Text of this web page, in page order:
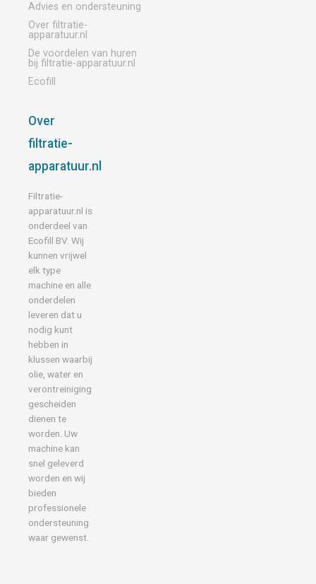
Advies en ondersteuning
Over filtratie-
apparatuur.nl
De voordelen van huren
bij filtratie-apparatuur.nl
Ecofill
Over
filtratie-
apparatuur.nl
Filtratie-
apparatuur.nl is
onderdeel van
Ecofill BV. Wij
kunnen vrijwel
elk type
machine en alle
onderdelen
leveren dat u
nodig kunt
hebben in
klussen waarbij
olie, water en
verontreiniging
gescheiden
dienen te
worden. Uw
machine kan
snel geleverd
worden en wij
bieden
professionele
ondersteuning
waar gewenst.